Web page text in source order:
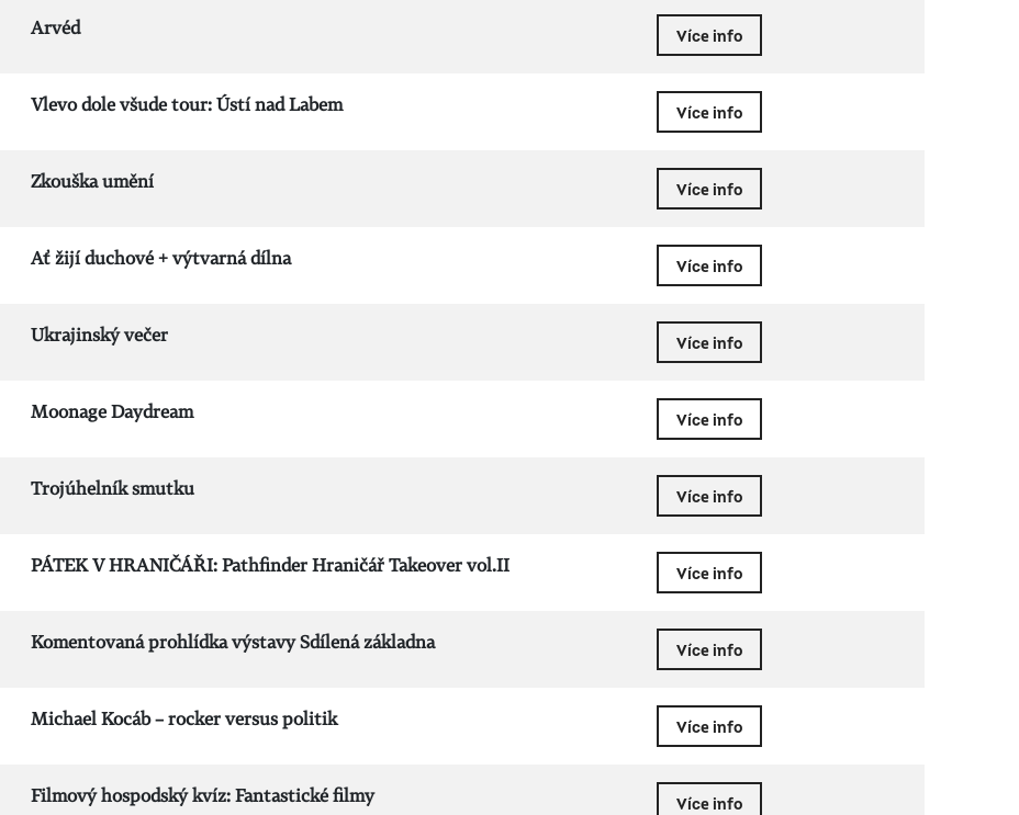
Arvéd Více info
Vlevo dole všude tour: Ústí nad Labem Více info
Zkouška umění Více info
Ať žijí duchové + výtvarná dílna Více info
Ukrajinský večer Více info
Moonage Daydream Více info
Trojúhelník smutku Více info
PÁTEK V HRANIČÁŘI: Pathfinder Hraničář Takeover vol.II Více info
Komentovaná prohlídka výstavy Sdílená základna Více info
Michael Kocáb – rocker versus politik Více info
Filmový hospodský kvíz: Fantastické filmy Více info